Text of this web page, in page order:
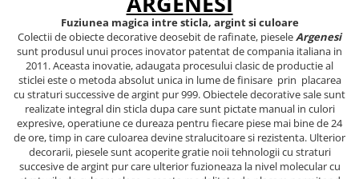
Fuziunea magica intre sticla, argint si culoare
Colectii de obiecte decorative deosebit de rafinate, pieseleArgenesi
sunt produsul unui proces inovator patentat de compania italiana in
2011. Aceasta inovatie, adaugata procesului clasic de productie al
sticlei este o metoda absolut unica in lume de finisare prin placarea
cu straturi successive de argint pur 999. Obiectele decorative sale sunt
realizate integral din sticla dupa care sunt pictate manual in culori
expresive, operatiune ce dureaza pentru fiecare piese mai bine de 24
de ore, timp in care culoarea devine stralucitoare si rezistenta. Ulterior
decorarii, piesele sunt acoperite gratie noii tehnologii cu straturi
succesive de argint pur care ulterior fuzioneaza la nivel molecular cu